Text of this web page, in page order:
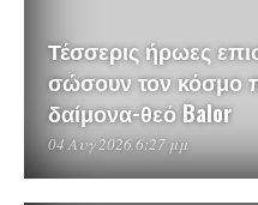
Τέσσερις ήρωες
σώσουν τον κόσμο
δαίμονα-θεό Balor
04 Αυγ 2026 6:27 μμ